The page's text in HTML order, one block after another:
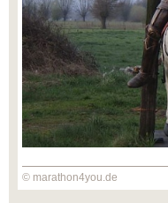
© marathon4you.de